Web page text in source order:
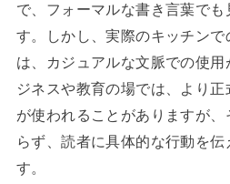
で、フォーマルな書き言葉でも
す。しかし、実際のキッチン
は、カジュアルな文脈での使
ジネスや教育の場では、より正
が使われることがありますが
らず、読者に具体的な行動を伝
す。